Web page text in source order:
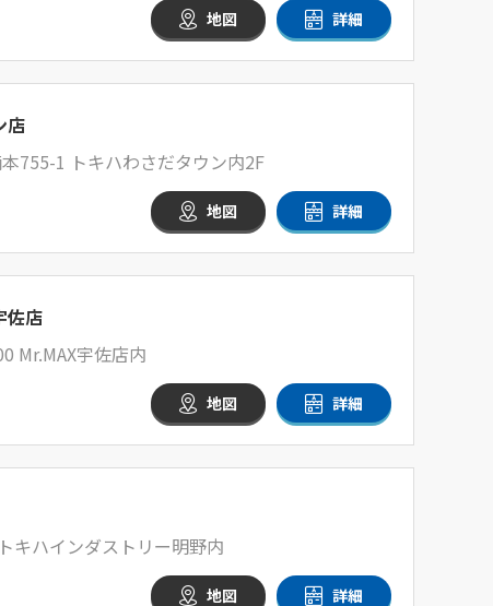
地図 詳細
店
755-1 トキハわさだタウン内2F
地図 詳細
佐店
Mr.MAX宇佐店内
地図 詳細
キハインダストリー明野内
地図 詳細